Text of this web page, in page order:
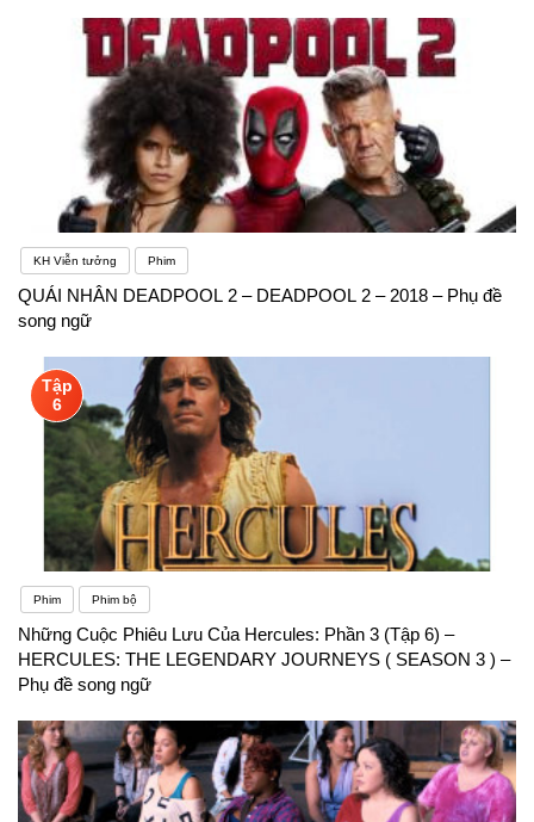
KH Viễn tưởng Phim
QUÁI NHÂN DEADPOOL 2 – DEADPOOL 2 – 2018 – Phụ đề
song ngữ
Tập
6
Phim Phim bộ
Những Cuộc Phiêu Lưu Của Hercules: Phần 3 (Tập 6) –
HERCULES: THE LEGENDARY JOURNEYS ( SEASON 3 ) –
Phụ đề song ngữ